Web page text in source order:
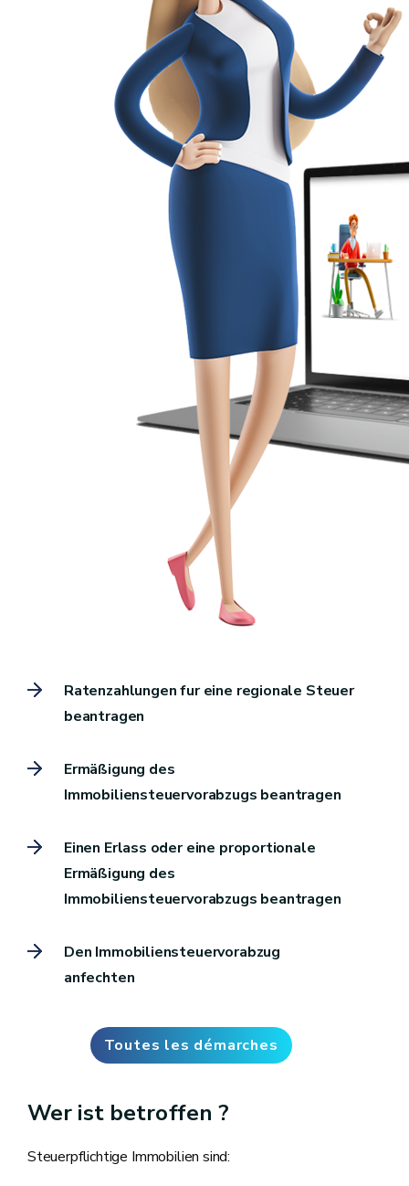
Ratenzahlungen fur eine regionale Steuer
beantragen
Ermäßigung des
Immobiliensteuervorabzugs beantragen
Einen Erlass oder eine proportionale
Ermäßigung des
Immobiliensteuervorabzugs beantragen
Den Immobiliensteuervorabzug
anfechten
Toutes les démarches
Wer ist betroffen ?
Steuerpflichtige Immobilien sind: